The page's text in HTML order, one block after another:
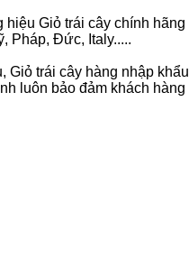
Giỏ trái cây chính hãng
Pháp, Đức, Italy.....
Giỏ trái cây hàng nhập khẩu
luôn bảo đảm khách hàng